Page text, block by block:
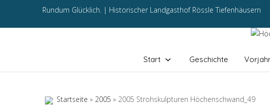
Rundum Glücklich. | Historischer Landgasthof Rössle Tiefenhäusern
Start Geschichte
Startseite » 2005 » 2005 Strohskulpturen Höchenschwand_49